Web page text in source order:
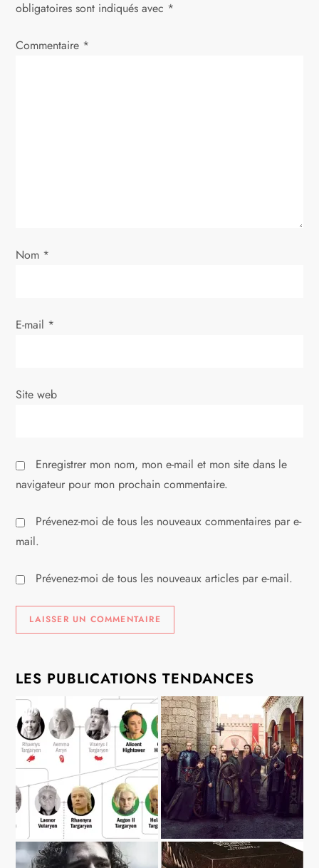
t
i
’
r
i
l
e
obligatoires sont indiqués avec *
Commentaire *
Nom *
E-mail *
Site web
Enregistrer mon nom, mon e-mail et mon site dans le
navigateur pour mon prochain commentaire.
Prévenez-moi de tous les nouveaux commentaires par e-
mail.
Prévenez-moi de tous les nouveaux articles par e-mail.
LES PUBLICATIONS TENDANCES